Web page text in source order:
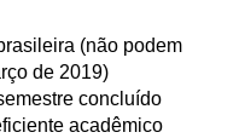
(não podem
de 2019)
concluído
acadêmico